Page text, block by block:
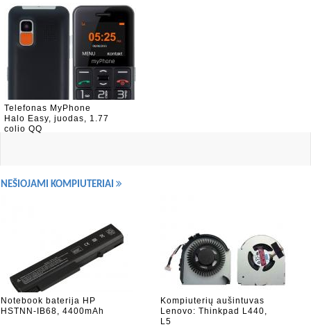
Telefonas MyPhone
Halo Easy, juodas, 1.77
colio QQ
NEŠIOJAMI KOMPIUTERIAI
Notebook baterija HP
HSTNN-IB68, 4400mAh
Kompiuterių aušintuvas
Lenovo: Thinkpad L440,
L5